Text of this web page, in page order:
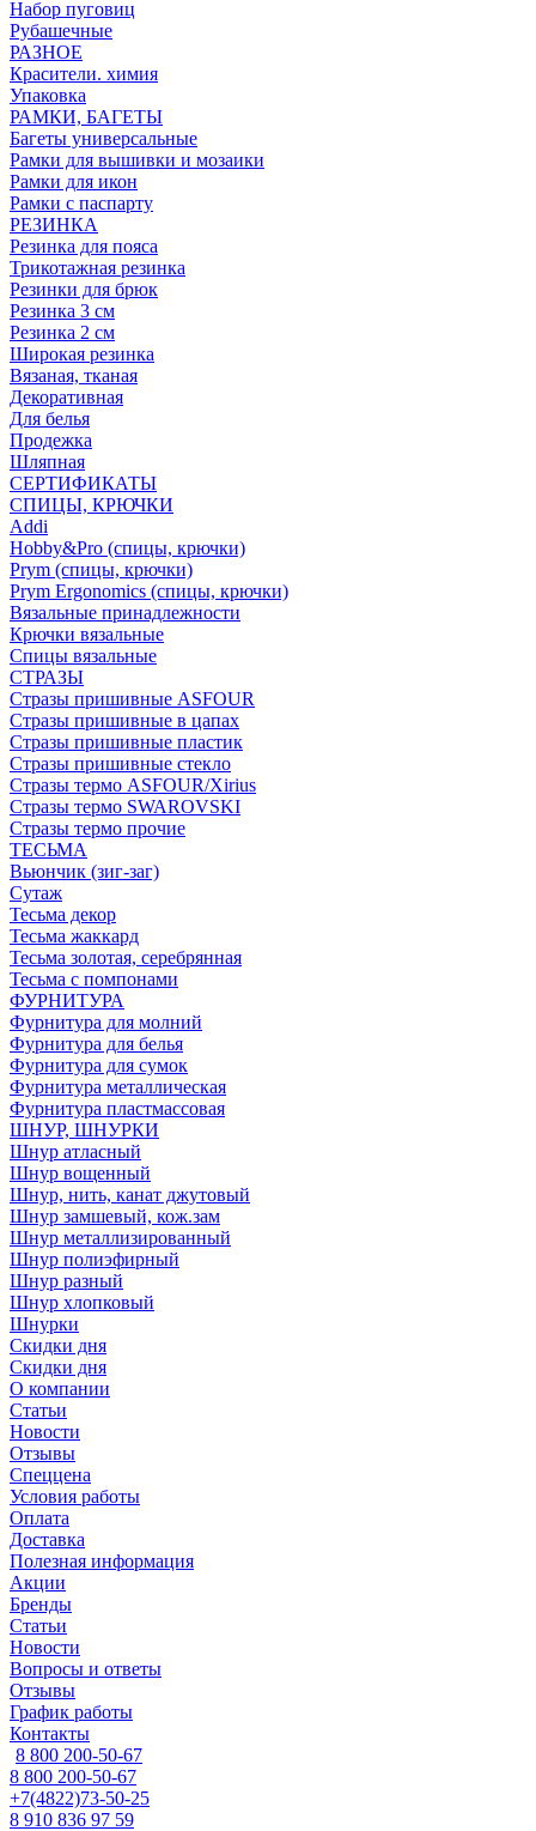
Набор пуговиц
Рубашечные
РАЗНОЕ
Красители. химия
Упаковка
РАМКИ, БАГЕТЫ
Багеты универсальные
Рамки для вышивки и мозаики
Рамки для икон
Рамки с паспарту
РЕЗИНКА
Резинка для пояса
Трикотажная резинка
Резинки для брюк
Резинка 3 см
Резинка 2 см
Широкая резинка
Вязаная, тканая
Декоративная
Для белья
Продежка
Шляпная
СЕРТИФИКАТЫ
СПИЦЫ, КРЮЧКИ
Addi
Hobby&Pro (спицы, крючки)
Prym (спицы, крючки)
Prym Ergonomics (спицы, крючки)
Вязальные принадлежности
Крючки вязальные
Спицы вязальные
СТРАЗЫ
Стразы пришивные ASFOUR
Стразы пришивные в цапах
Стразы пришивные пластик
Стразы пришивные стекло
Стразы термо ASFOUR/Xirius
Стразы термо SWAROVSKI
Стразы термо прочие
ТЕСЬМА
Вьюнчик (зиг-заг)
Сутаж
Тесьма декор
Тесьма жаккард
Тесьма золотая, серебрянная
Тесьма с помпонами
ФУРНИТУРА
Фурнитура для молний
Фурнитура для белья
Фурнитура для сумок
Фурнитура металлическая
Фурнитура пластмассовая
ШНУР, ШНУРКИ
Шнур атласный
Шнур вощенный
Шнур, нить, канат джутовый
Шнур замшевый, кож.зам
Шнур металлизированный
Шнур полиэфирный
Шнур разный
Шнур хлопковый
Шнурки
Скидки дня
Скидки дня
О компании
Статьи
Новости
Отзывы
Спеццена
Условия работы
Оплата
Доставка
Полезная информация
Акции
Бренды
Статьи
Новости
Вопросы и ответы
Отзывы
График работы
Контакты
8 800 200-50-67
8 800 200-50-67
+7(4822)73-50-25
8 910 836 97 59